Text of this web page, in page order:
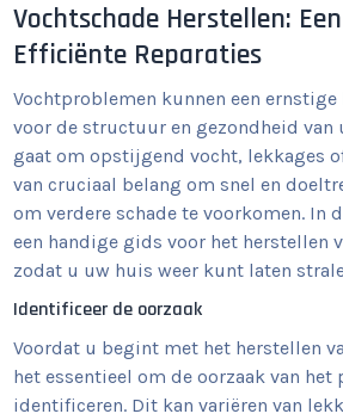
Vochtschade Herstellen:
Efficiënte Reparaties
Vochtproblemen kunnen een
voor de structuur en gezondheid van
gaat om opstijgend vocht, lekkages
van cruciaal belang om snel en
om verdere schade te voorkomen. In
een handige gids voor het herstellen
zodat u uw huis weer kunt laten
Identificeer de oorzaak
Voordat u begint met het herstellen
het essentieel om de oorzaak van het
identificeren. Dit kan variëren van